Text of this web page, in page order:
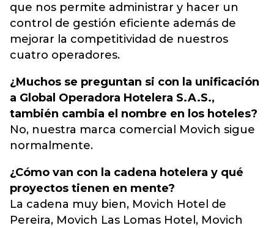
que nos permite administrar y hacer un
control de gestión eficiente además de
mejorar la competitividad de nuestros
cuatro operadores.
¿Muchos se preguntan si con la unificación
a Global Operadora Hotelera S.A.S.,
también cambia el nombre en los hoteles?
No, nuestra marca comercial Movich sigue
normalmente.
¿Cómo van con la cadena hotelera y qué
proyectos tienen en mente?
La cadena muy bien, Movich Hotel de
Pereira, Movich Las Lomas Hotel, Movich